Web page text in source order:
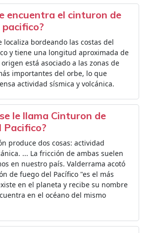
encuentra el cinturon de
localiza bordeando las costas del
y tiene una longitud aproximada de
está asociado a las zonas de
importantes del orbe, lo que
actividad sísmica y volcánica.
le llama Cinturon de
Pacifico?
produce dos cosas: actividad
... La fricción de ambas suelen
en nuestro país. Valderrama acotó
de fuego del Pacífico "es el más
en el planeta y recibe su nombre
en el océano del mismo